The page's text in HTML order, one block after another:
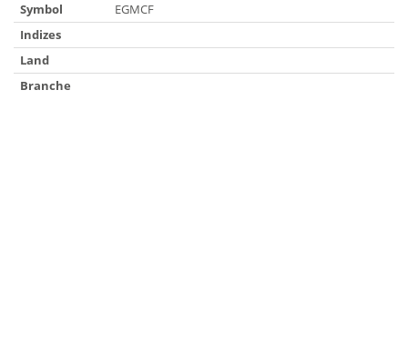
Symbol
EGMCF
Indizes
Land
Branche